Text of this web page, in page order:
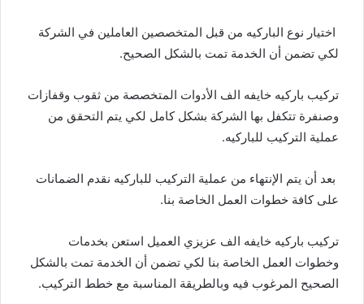
اختيار نوع الباركيه من قبل المتخصصين العاملين في الشركة
لكي تضمن أن الخدمة تمت بالشكل الصحيح.
تركيب باركيه خايفه الف الأدوات المتخصصة من ثقوب وقفازات
وصنفرة تتكفل بها الشركة بشكل كامل لكي يتم التحقق من
عملية التركيب للباركيه.
بعد أن يتم الإنتهاء من عملية التركيب للباركيه نقدم الضمانات
على كافة خطوات العمل الخاصة بنا.
تركيب باركيه خايفه الف عزيزي العميل استعن بخدمات
وخطوات العمل الخاصة بنا لكي تضمن أن الخدمة تمت بالشكل
الصحيح المرغوب فيه وبالطريقة المناسبة مع خطط التركيب.